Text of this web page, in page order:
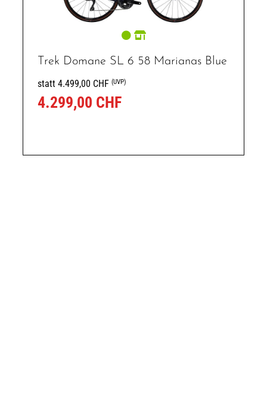
Trek Domane SL 6 58 Marianas Blue
statt 4.499,00 CHF(UVP)
4.299,00 CHF